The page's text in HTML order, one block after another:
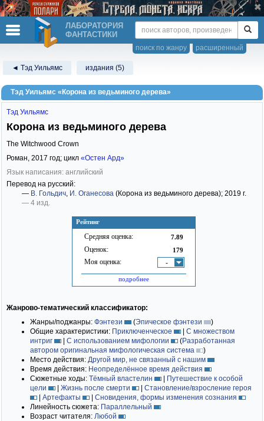
ЛАБОРАТОРИЯ
ФАНТАСТИКИ
расширенный
поиск по жанру
◄ Тэд Уильямс издания (5)
Тэд Уильямс «Корона из ведьминого дерева»
Рейтинг
Средняя оценка: 7.89
Оценок: 179
Моя оценка: -
подробнее
Тэд Уильямс
Корона из ведьминого дерева
The Witchwood Crown
Роман, 2017 год; цикл «Остен Ард»
Язык написания: английский
Перевод на русский:
— В. Гольдич, И. Оганесова (Корона из ведьминого дерева); 2019 г.
— 4 изд.
Жанрово-тематический классификатор:
Жанры/поджанры: Фэнтези (Эпическое фэнтези
)
Общие характеристики: Приключенческое | С множеством
интриг
| С использованием мифологии (Разработанная
автором оригинальная мифологическая система
)
Место действия: Другой мир, не связанный с нашим
Время действия: Неопределённое время действия
Сюжетные ходы: Тёмный властелин | Путешествие к особой
цели
| Жизнь после смерти | Становление/взросление героя
| Артефакты | Сновидения, формы изменения сознания
Линейность сюжета: Параллельный
Возраст читателя: Любой